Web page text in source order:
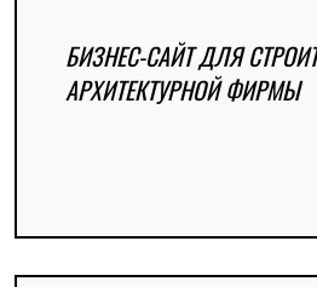
БИЗНЕС-САЙТ ДЛЯ
АРХИТЕКТУРНОЙ ФИРМЫ